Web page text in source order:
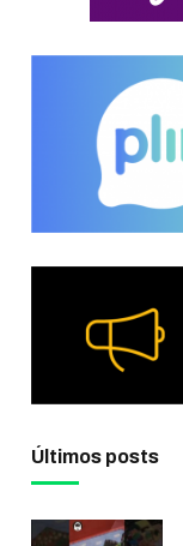
Últimos posts